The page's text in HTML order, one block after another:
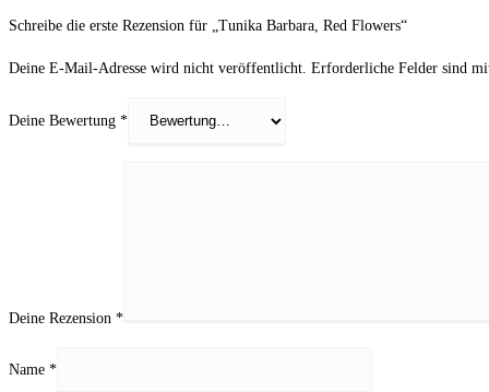
Schreibe die erste Rezension für „Tunika Barbara, Red Flowers“
Deine E-Mail-Adresse wird nicht veröffentlicht. Erforderliche Felder sind
Deine Bewertung *
Deine Rezension *
Name *